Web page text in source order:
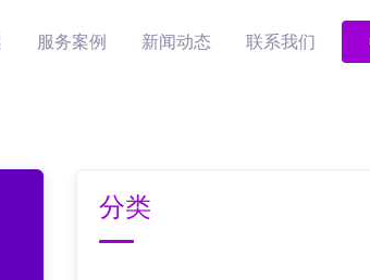
服务案例 新闻动态 联系我们
分类